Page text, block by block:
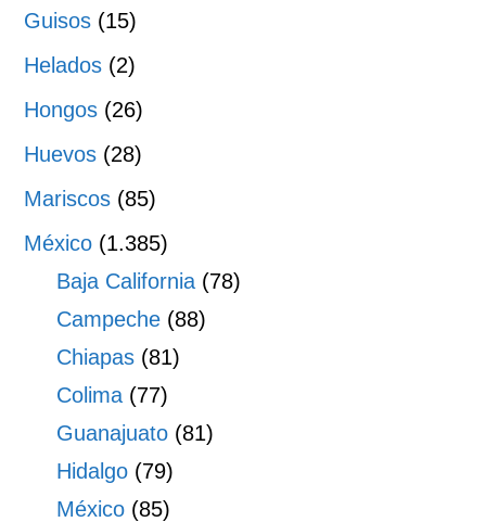
Guisos (15)
Helados (2)
Hongos (26)
Huevos (28)
Mariscos (85)
México (1.385)
Baja California (78)
Campeche (88)
Chiapas (81)
Colima (77)
Guanajuato (81)
Hidalgo (79)
México (85)